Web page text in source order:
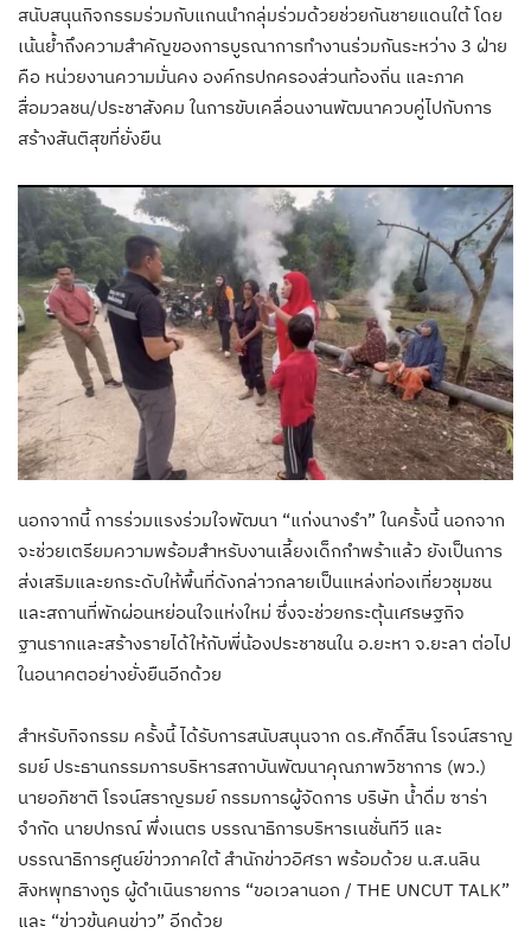
สนับสนุนกิจกรรมร่วมกับแกนนำกลุ่มร่วมด้วยช่วยกันชายแดนใต้ โดย
เน้นย้ำถึงความสำคัญของการบูรณาการทำงานร่วมกันระหว่าง 3 ฝ่าย
คือ หน่วยงานความมั่นคง องค์กรปกครองส่วนท้องถิ่น และภาค
สื่อมวลชน/ประชาสังคม ในการขับเคลื่อนงานพัฒนาควบคู่ไปกับการ
สร้างสันติสุขที่ยั่งยืน
นอกจากนี้ การร่วมแรงร่วมใจพัฒนา “แก่งนางรำ” ในครั้งนี้ นอกจาก
จะช่วยเตรียมความพร้อมสำหรับงานเลี้ยงเด็กกำพร้าแล้ว ยังเป็นการ
ส่งเสริมและยกระดับให้พื้นที่ดังกล่าวกลายเป็นแหล่งท่องเที่ยวชุมชน
และสถานที่พักผ่อนหย่อนใจแห่งใหม่ ซึ่งจะช่วยกระตุ้นเศรษฐกิจ
ฐานรากและสร้างรายได้ให้กับพี่น้องประชาชนใน อ.ยะหา จ.ยะลา ต่อไป
ในอนาคตอย่างยั่งยืนอีกด้วย
สำหรับกิจกรรม ครั้งนี้ ได้รับการสนับสนุนจาก ดร.ศักดิ์สิน โรจน์สราญ
รมย์ ประธานกรรมการบริหารสถาบันพัฒนาคุณภาพวิชาการ (พว.)
นายอภิชาติ โรจน์สราญรมย์ กรรมการผู้จัดการ บริษัท น้ำดื่ม ซาร่า
จำกัด นายปกรณ์ พึ่งเนตร บรรณาธิการบริหารเนชั่นทีวี และ
บรรณาธิการศูนย์ข่าวภาคใต้ สำนักข่าวอิศรา พร้อมด้วย น.ส.นลิน
สิงหพุทธางกูร ผู้ดำเนินรายการ “ขอเวลานอก / THE UNCUT TALK”
และ “ข่าวข้นคนข่าว” อีกด้วย